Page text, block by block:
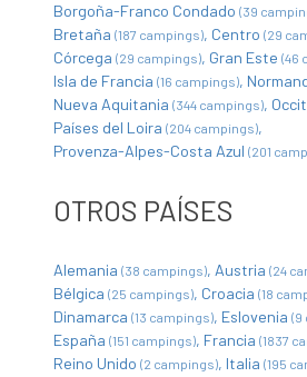
Borgoña-Franco Condado (39
Bretaña (187 campings) Centro (29
Córcega (29 campings) Gran Este (46
Isla de Francia (16 campings)
Nueva Aquitania (344 campings)
Países del Loira (204 campings)
Provenza-Alpes-Costa Azul (201
OTROS PAÍSES
Alemania (38 campings) Austria (24
Bélgica (25 campings) Croacia (18
Dinamarca (13 campings) Eslovenia (9
España (151 campings) Francia (1837
Reino Unido (2 campings) Italia (195